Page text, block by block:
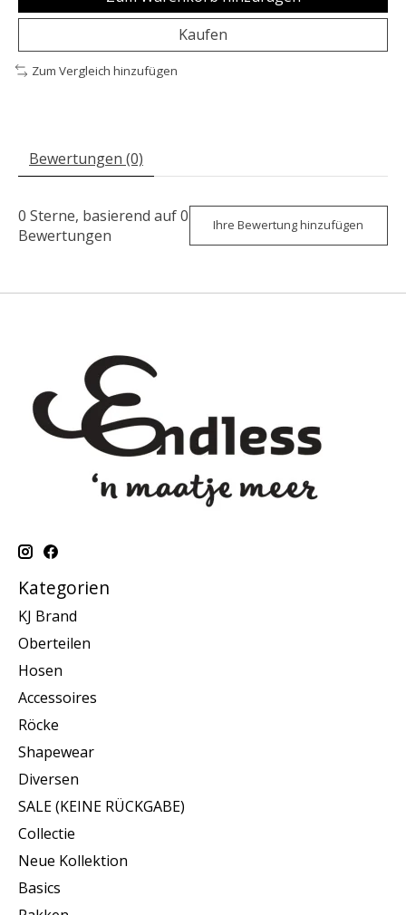
Kaufen
Zum Vergleich hinzufügen
Bewertungen (0)
0 Sterne, basierend auf0
Bewertungen
Ihre Bewertung hinzufügen
Kategorien
KJ Brand
Oberteilen
Hosen
Accessoires
Röcke
Shapewear
Diversen
SALE (KEINE RÜCKGABE)
Collectie
Neue Kollektion
Basics